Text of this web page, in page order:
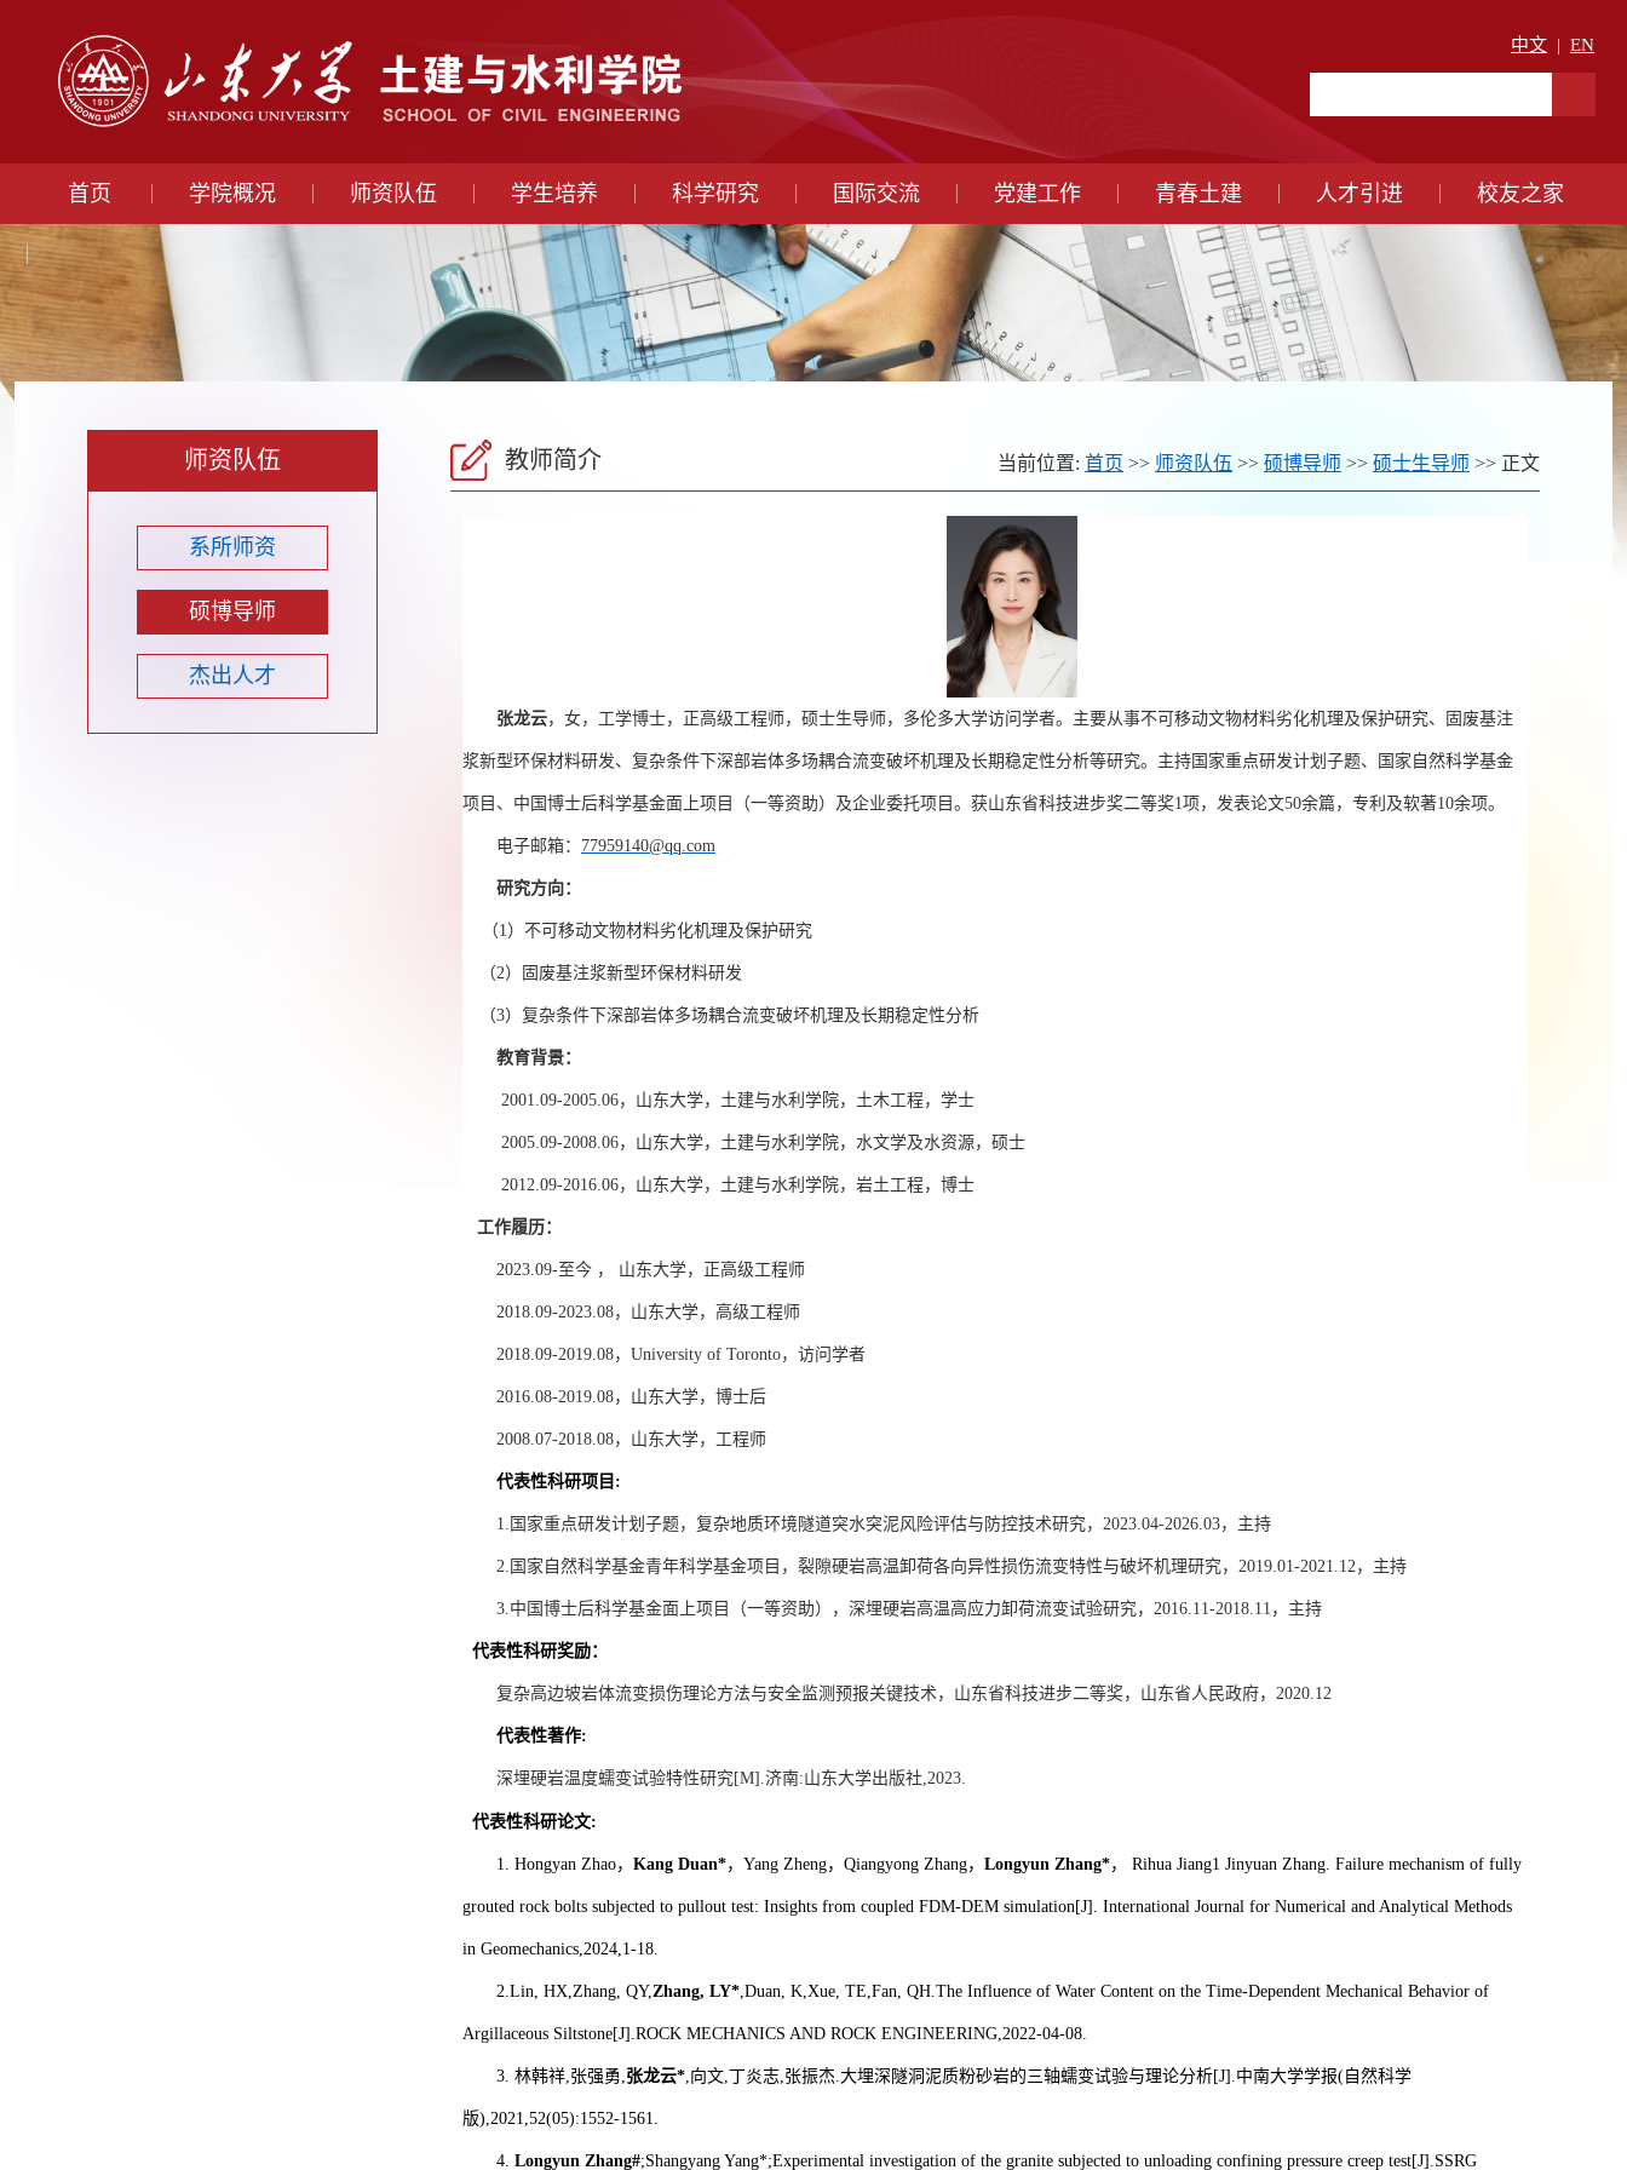
中文 | EN
首页 学院概况 师资队伍 学生培养 科学研究 国际交流 党建工作 青春土建 人才引进 校友之家
师资队伍
系所师资
硕博导师
杰出人才
教师简介 当前位置: 首页 >> 师资队伍 >> 硕博导师 >> 硕士生导师 >> 正文
张龙云，女，工学博士，正高级工程师，硕士生导师，多伦多大学访问学者。主要从事不可移动文物材料劣化机理及保护研究、固废基注
浆新型环保材料研发、复杂条件下深部岩体多场耦合流变破坏机理及长期稳定性分析等研究。主持国家重点研发计划子题、国家自然科学基金
项目、中国博士后科学基金面上项目（一等资助）及企业委托项目。获山东省科技进步奖二等奖1项，发表论文50余篇，专利及软著10余项。
电子邮箱： 77959140@qq.com
研究方向：
（1）不可移动文物材料劣化机理及保护研究
（2）固废基注浆新型环保材料研发
（3）复杂条件下深部岩体多场耦合流变破坏机理及长期稳定性分析
教育背景：
2001.09-2005.06，山东大学，土建与水利学院，土木工程，学士
2005.09-2008.06，山东大学，土建与水利学院，水文学及水资源，硕士
2012.09-2016.06，山东大学，土建与水利学院，岩土工程，博士
工作履历：
2023.09-至今 ， 山东大学，正高级工程师
2018.09-2023.08，山东大学，高级工程师
2018.09-2019.08， University of Toronto，访问学者
2016.08-2019.08，山东大学，博士后
2008.07-2018.08，山东大学，工程师
代表性科研项目 :
1. 国家重点研发计划子题，复杂地质环境隧道突水突泥风险评估与防控技术研究， 2023.04-2026.03，主持
2. 国家自然科学基金青年科学基金项目，裂隙硬岩高温卸荷各向异性损伤流变特性与破坏机理研究， 2019.01-2021.12，主持
3.中国博士后科学基金面上项目（一等资助），深埋硬岩高温高应力卸荷流变试验研究， 2016.11-2018.11 ，主持
代表性科研奖励：
复杂高边坡岩体流变损伤理论方法与安全监测预报关键技术，山东省科技进步二等奖，山东省人民政府， 2020.12
代表性著作:
深埋硬岩温度蠕变试验特性研究[M].济南:山东大学出版社,2023.
代表性科研论文:
1. Hongyan Zhao， Kang Duan*， Yang Zheng， Qiangyong Zhang， Longyun Zhang*， Rihua Jiang1 Jinyuan Zhang. Failure mechanism of fully
grouted rock bolts subjected to pullout test: Insights from coupled FDM-DEM simulation[J]. International Journal for Numerical and Analytical Methods
in Geomechanics,2024,1-18.
2.Lin, HX,Zhang, QY,Zhang, LY*,Duan, K,Xue, TE,Fan, QH.The Influence of Water Content on the Time-Dependent Mechanical Behavior of
Argillaceous Siltstone[J].ROCK MECHANICS AND ROCK ENGINEERING,2022-04-08.
3. 林韩祥,张强勇,张龙云*,向文,丁炎志,张振杰.大埋深隧洞泥质粉砂岩的三轴蠕变试验与理论分析[J].中南大学学报( 自然科学
版),2021,52(05):1552-1561.
4. Longyun Zhang#;Shangyang Yang*;Experimental investigation of the granite subjected to unloading confining pressure creep test[J].SSRG